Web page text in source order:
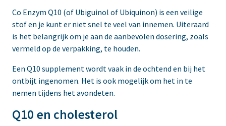
Co Enzym Q10 (of Ubiguinol of Ubiquinon) is een veilige
stof en je kunt er niet snel te veel van innemen. Uiteraard
is het belangrijk om je aan de aanbevolen dosering, zoals
vermeld op de verpakking, te houden.
Een Q10 supplement wordt vaak in de ochtend en bij het
ontbijt ingenomen. Het is ook mogelijk om het in te
nemen tijdens het avondeten.
Q10 en cholesterol